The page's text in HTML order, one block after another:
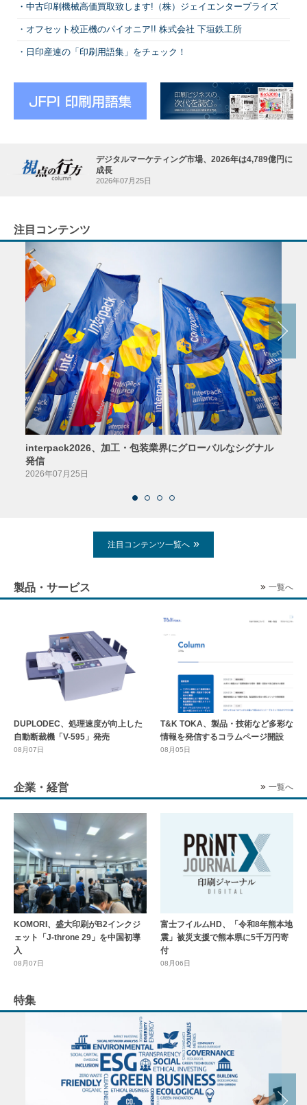
中古印刷機械高価買取致します!（株）ジェイエンタープライズ
オフセット校正機のパイオニア!! 株式会社 下垣鉄工所
日印産連の「印刷用語集」をチェック！
デジタルマーケティング市場、2026年は4,789億円に
成長
2026年07月25日
注目コンテンツ
interpack2026、加工・包装業界にグローバルなシグナル
発信
2026年07月25日
注目コンテンツ一覧へ
製品・サービス 一覧へ
DUPLODEC、処理速度が向上した
自動断裁機「V-595」発売
08月07日
T&K TOKA、製品・技術など多彩な
情報を発信するコラムページ開設
08月05日
企業・経営 一覧へ
KOMORI、盛大印刷がB2インクジ
ェット「J-throne 29」を中国初導
入
08月07日
富士フイルムHD、「令和8年熊本地
震」被災支援で熊本県に5千万円寄
付
08月06日
特集